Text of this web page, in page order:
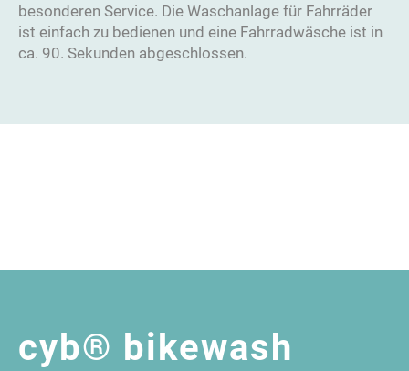
besonderen Service. Die Waschanlage für Fahrräder
ist einfach zu bedienen und eine Fahrradwäsche ist in
ca. 90. Sekunden abgeschlossen.
cyb® bikewash